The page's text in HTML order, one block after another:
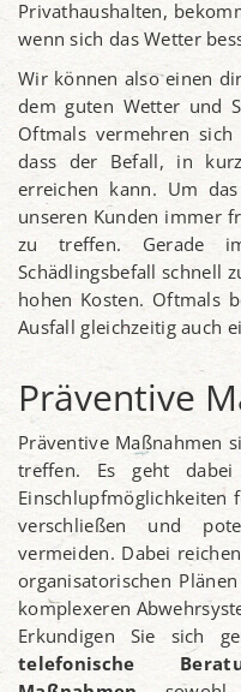
Privathaushalten,
wenn sich das Wetter
Wir können also einen
dem guten Wetter und
Oftmals vermehren
dass der Befall, in
erreichen kann. Um
unseren Kunden immer
zu treffen. Gerade
Schädlingsbefall schnell
hohen Kosten. Oftmals
Ausfall gleichzeitig auch
Präventive
Präventive Maßnahmen
treffen. Es geht
Einschlupfmöglichkeiten
verschließen und
vermeiden. Dabei
organisatorischen
komplexeren
Erkundigen Sie sich
telefonische